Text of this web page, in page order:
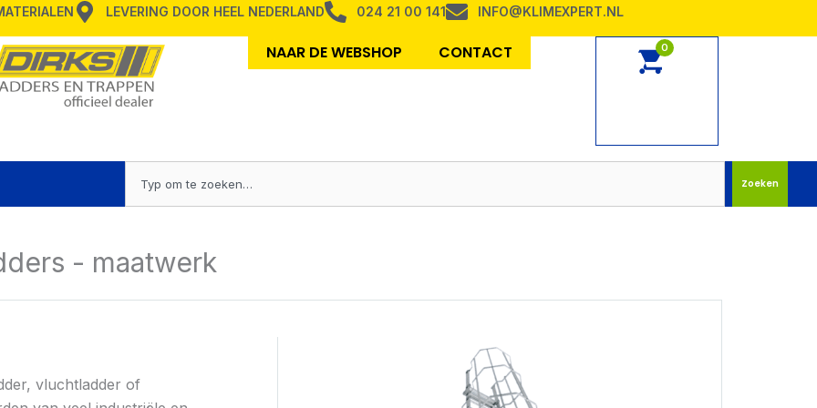
LEVERING DOOR HEEL NEDERLAND 024 21 00 141 INFO@KLIMEXPERT.NL
NAAR DE WEBSHOP CONTACT 0
Zoeken
- maatwerk
vluchtladder of